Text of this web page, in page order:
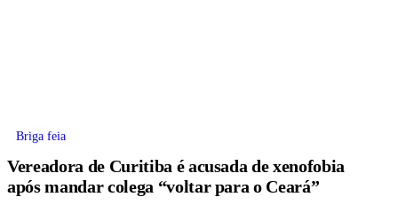
Briga feia
Vereadora de Curitiba é acusada de xenofobia
após mandar colega “voltar para o Ceará”